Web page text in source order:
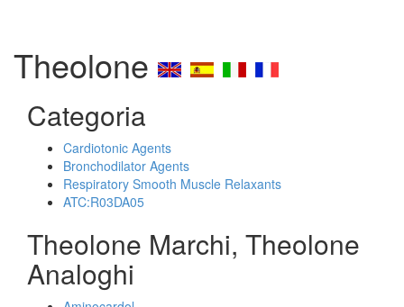
Theolone
Categoria
Cardiotonic Agents
Bronchodilator Agents
Respiratory Smooth Muscle Relaxants
ATC:R03DA05
Theolone Marchi, Theolone
Analoghi